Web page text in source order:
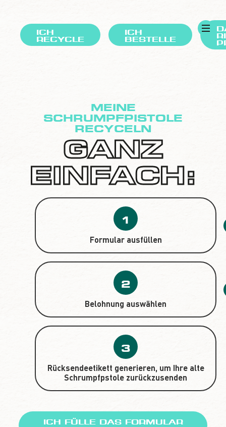
ICH
RECYCLE
ICH
BESTELLE
MEINE
SCHRUMPFPISTOLE
RECYCELN
GANZ
EINFACH:
1
Formular ausfüllen
2
Belohnung auswählen
3
Rücksendeetikett generieren, um Ihre alte
Schrumpfpstole zurückzusenden
ICH FÜLLE DAS FORMULAR